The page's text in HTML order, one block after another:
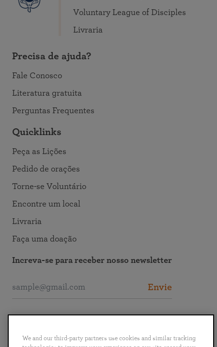
Voluntary League of Disciples
Livraria
Precisa de ajuda?
Fale Conosco
Literatura gratuita
Perguntas Frequentes
Quicklinks
Peça as Lições
Pedido de orações
Torne-se Voluntário
Encontre um local
Livraria
Faça uma doação
Increva-se para receber nosso newsletter
Envie
We and our third-party partners use cookies and similar tracking